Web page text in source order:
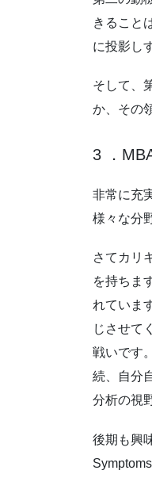
きること
に投影し
そして、
か、その
3 ．
非常に充
様々な分
さてカリ
を持ちま
れていま
じさせて
戦いです
続、自分
分析の視
後期も興